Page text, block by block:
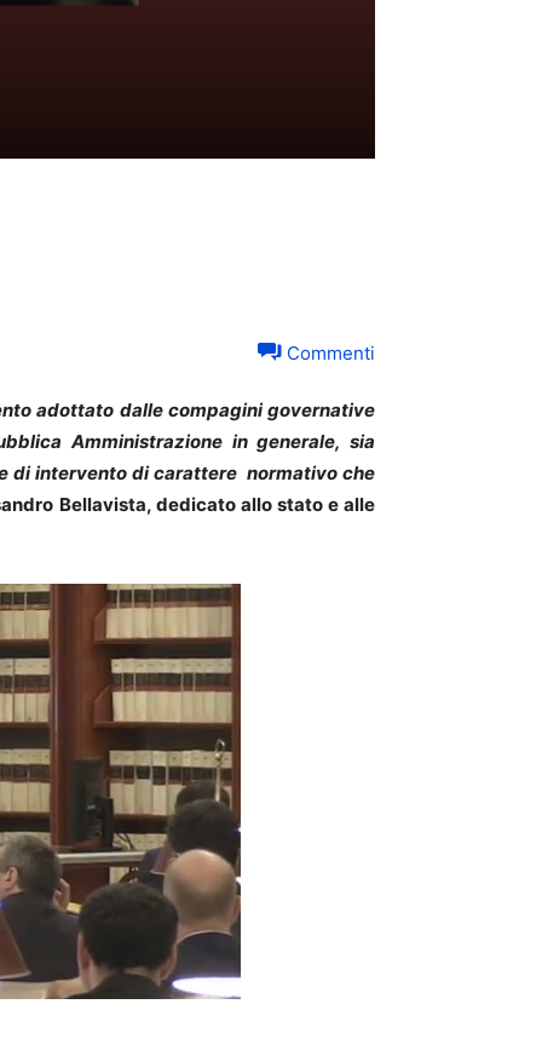
Commenti
adottato dalle compagini governative
Amministrazione in generale, sia
di intervento di carattere normativo che
Bellavista, dedicato allo stato e alle